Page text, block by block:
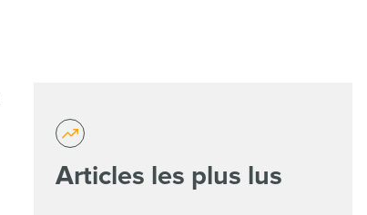
Articles les plus lus